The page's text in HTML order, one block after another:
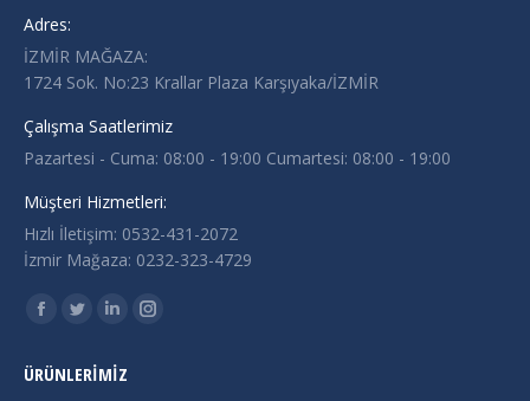
Adres:
İZMİR MAĞAZA:
1724 Sok. No:23 Krallar Plaza Karşıyaka/İZMİR
Çalışma Saatlerimiz
Pazartesi - Cuma: 08:00 - 19:00 Cumartesi: 08:00 - 19:00
Müşteri Hizmetleri:
Hızlı İletişim: 0532-431-2072
İzmir Mağaza: 0232-323-4729
Find us on:
Facebook
opens
Twitter
opens
Linkedin
opens
Instagram
ÜRÜNLERIMIZ